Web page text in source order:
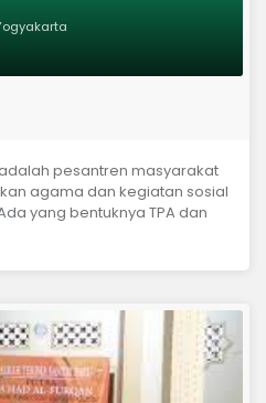
Abduh Tuasikal, S.T.,
Lc. M.Pd.Iâ€“ Ustadz
Nur Baâ€™its, S.T.â€“
pesantren masyarakat
agama dan kegiatan sosial
yang bentuknya TPA dan
remaja, dewasa hingga